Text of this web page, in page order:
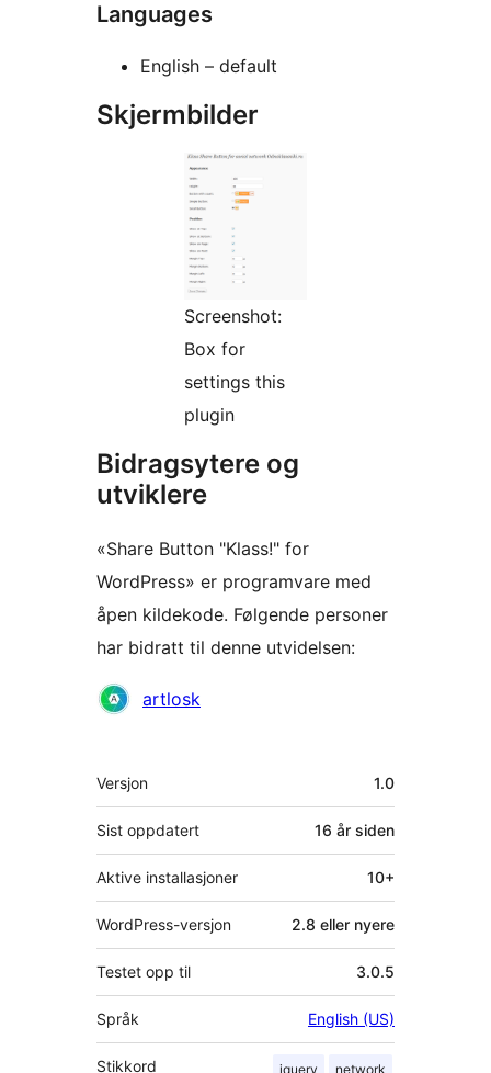
Languages
English – default
Skjermbilder
Screenshot:
Box for
settings this
plugin
Bidragsytere og
utviklere
«Share Button "Klass!" for
WordPress» er programvare med
åpen kildekode. Følgende personer
har bidratt til denne utvidelsen:
Bidragsytere
artlosk
Meta
Versjon 1.0
Sist oppdatert 16 år siden
Aktive installasjoner 10+
WordPress-versjon 2.8 eller nyere
Testet opp til 3.0.5
Språk English (US)
Stikkord jquery network